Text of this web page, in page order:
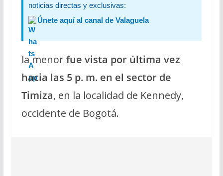
noticias directas y exclusivas:
Únete aquí al canal de Valaguela
la menorfue vista por última vez
hacia las 5 p. m. en el sector de
Timiza, en la localidad de Kennedy,
occidente de Bogotá.